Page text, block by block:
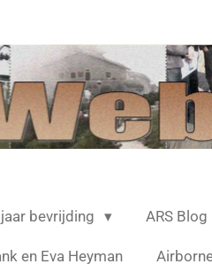
bevrijding ARS Blog
en Eva Heyman